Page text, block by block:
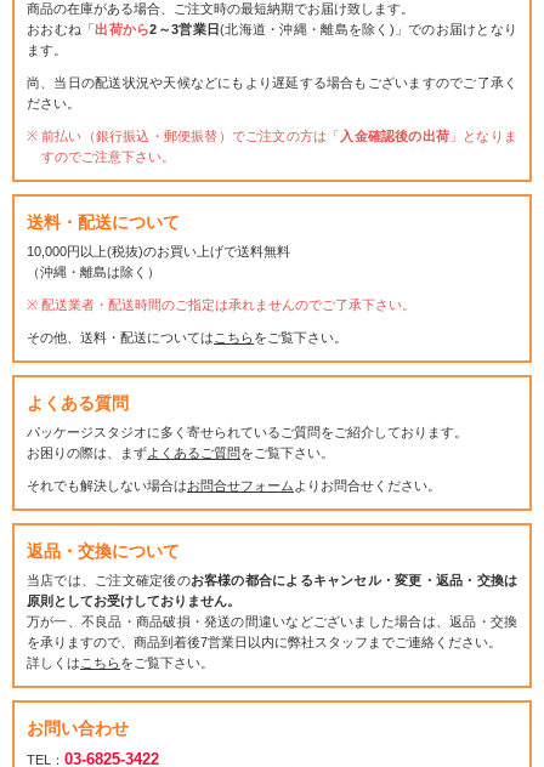
商品の在庫がある場合、ご注文時の最短納期でお届け致します。
おおむね「出荷から2～3営業日(北海道・沖縄・離島を除く)」でのお届けとなり
ます。
尚、当日の配送状況や天候などにもより遅延する場合もございますのでご了承く
ださい。
前払い（銀行振込・郵便振替）でご注文の方は「 入金確認後の出荷 」となりま
すのでご注意下さい。
送料・配送について
10,000円以上(税抜)のお買い上げで送料無料
（沖縄・離島は除く）
配送業者・配送時間のご指定は承れませんのでご了承下さい。
その他、送料・配送については こちらをご覧下さい。
よくある質問
パッケージスタジオに多く寄せられているご質問をご紹介しております。
お困りの際は、まずよくあるご質問をご覧下さい。
それでも解決しない場合はお問合せフォーム よりお問合せください。
返品・交換について
当店では、ご注文確定後のお客様の都合によるキャンセル・変更・返品・交換は
原則としてお受けしておりません。
万が一、不良品・商品破損・発送の間違いなどございました場合は、返品・交換
を承りますので、商品到着後7営業日以内に弊社スタッフまでご連絡ください。
詳しくは こちらをご覧下さい。
お問い合わせ
TEL： 03-6825-3422